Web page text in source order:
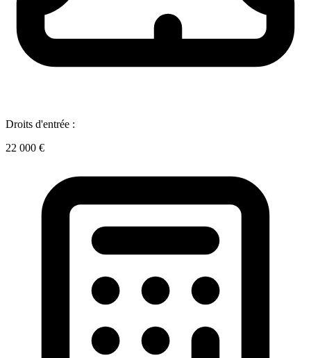
Droits d'entrée :
22 000 €